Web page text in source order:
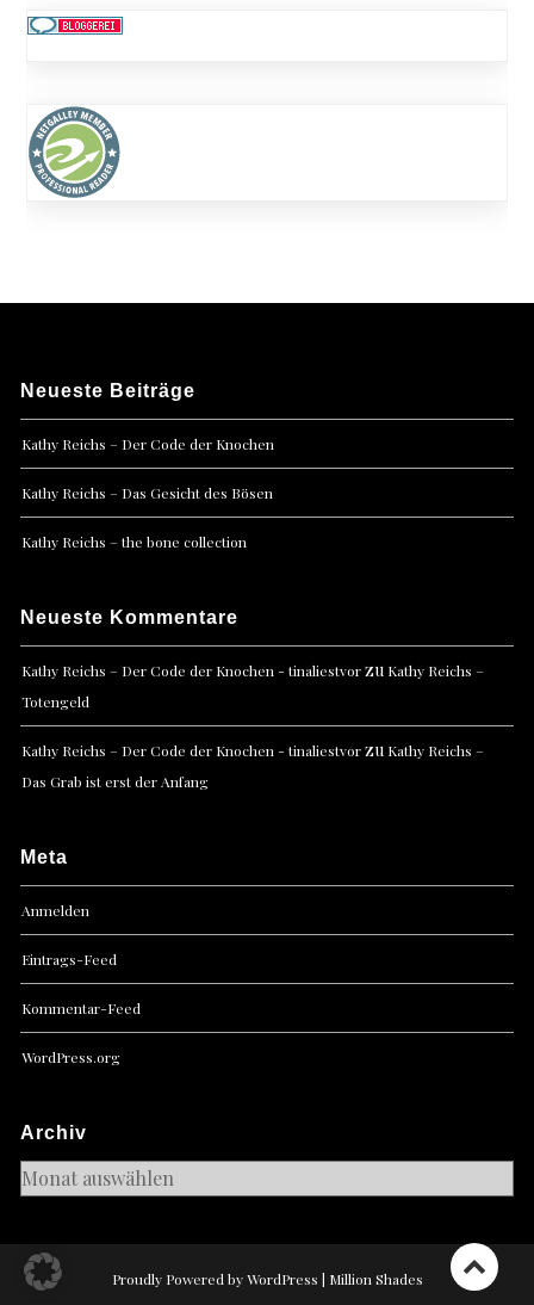
Neueste Beiträge
Kathy Reichs – Der Code der Knochen
Kathy Reichs – Das Gesicht des Bösen
Kathy Reichs – the bone collection
Neueste Kommentare
Kathy Reichs – Der Code der Knochen - tinaliestvorzu Kathy Reichs –
Totengeld
Kathy Reichs – Der Code der Knochen - tinaliestvorzu Kathy Reichs –
Das Grab ist erst der Anfang
Meta
Anmelden
Eintrags-Feed
Kommentar-Feed
WordPress.org
Archiv
Archiv
Proudly Powered by WordPress | Million Shades